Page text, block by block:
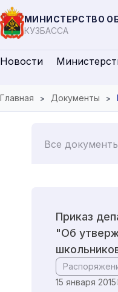
МИНИСТЕРСТВО
КУЗБАССА
Новости
Главная Документы
Все
Приказ
"Об
15 января 2015